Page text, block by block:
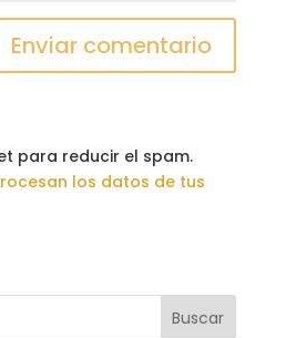
para reducir el spam.
los datos de tus